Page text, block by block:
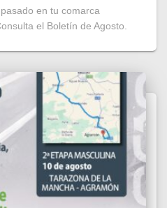
en tu comarca
el Boletín de Agosto.